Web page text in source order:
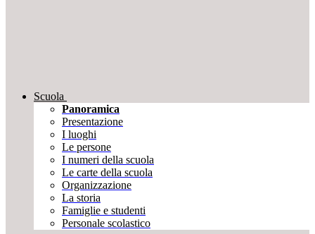
Scuola
Panoramica
Presentazione
I luoghi
Le persone
I numeri della scuola
Le carte della scuola
Organizzazione
La storia
Famiglie e studenti
Personale scolastico